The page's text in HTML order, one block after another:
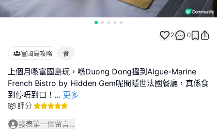
2 0
富國島攻略 食
上個月嚟富國島玩，喺Duong Dong搵到Aigue-Marine
French Bistro by Hidden Gem呢間隱世法國餐廳，真係食
到停唔到口！ ... 更多
評分
發表第一個留言...